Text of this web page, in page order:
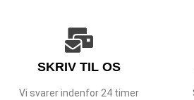
SKRIV TIL OS
Vi svarer indenfor 24 timer